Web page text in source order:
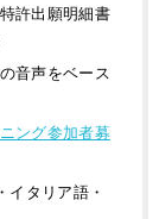
許出願明細書
音声をベース
ング参加者募
タリア語・